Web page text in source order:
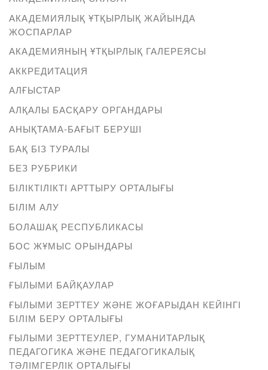
АКАДЕМИЯЛЫҚ ҰТҚЫРЛЫҚ ЖАЙЫНДА
ЖОСПАРЛАР
АКАДЕМИЯНЫҢ ҰТҚЫРЛЫҚ ГАЛЕРЕЯСЫ
АККРЕДИТАЦИЯ
АЛҒЫСТАР
АЛҚАЛЫ БАСҚАРУ ОРГАНДАРЫ
АНЫҚТАМА-БАҒЫТ БЕРУШІ
БАҚ БІЗ ТУРАЛЫ
БЕЗ РУБРИКИ
БІЛІКТІЛІКТІ АРТТЫРУ ОРТАЛЫҒЫ
БІЛІМ АЛУ
БОЛАШАҚ РЕСПУБЛИКАСЫ
БОС ЖҰМЫС ОРЫНДАРЫ
ҒЫЛЫМ
ҒЫЛЫМИ БАЙҚАУЛАР
ҒЫЛЫМИ ЗЕРТТЕУ ЖӘНЕ ЖОҒАРЫДАН КЕЙІНГІ
БІЛІМ БЕРУ ОРТАЛЫҒЫ
ҒЫЛЫМИ ЗЕРТТЕУЛЕР, ГУМАНИТАРЛЫҚ
ПЕДАГОГИКА ЖӘНЕ ПЕДАГОГИКАЛЫҚ
ТӘЛІМГЕРЛІК ОРТАЛЫҒЫ